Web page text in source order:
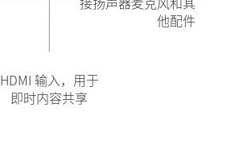
他配件
HDMI 输入，用于
即时内容共享